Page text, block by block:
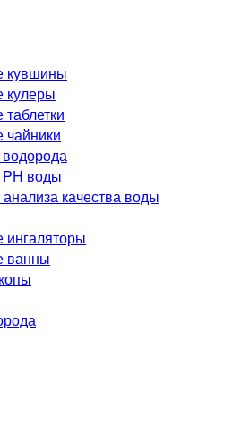
кувшины
кулеры
воды
качества воды
ванны